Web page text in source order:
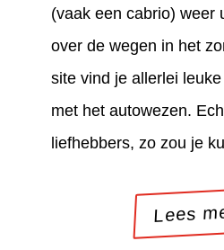
(vaak een cabrio) weer
over de wegen in het
site vind je allerlei
met het autowezen.
liefhebbers, zo zou je
Lees